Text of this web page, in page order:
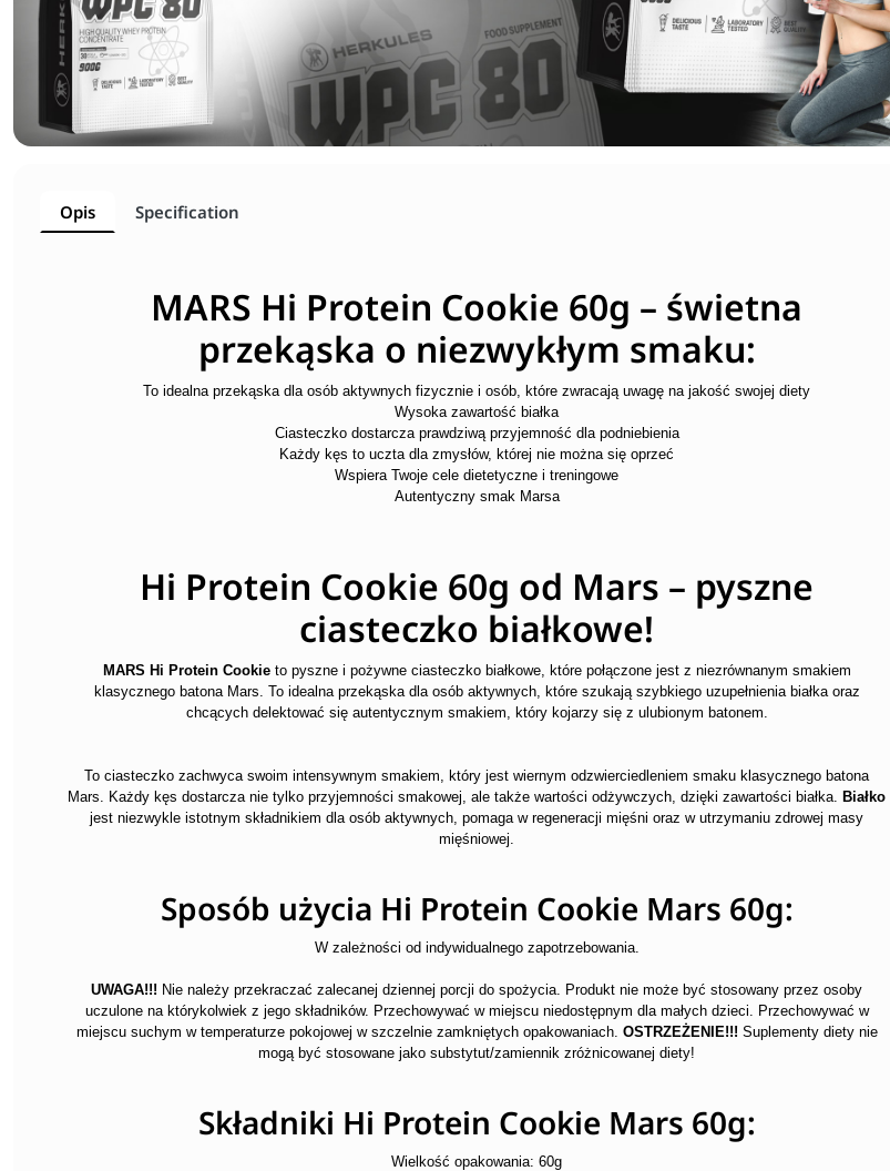
Opis Specification
MARS Hi Protein Cookie 60g – świetna
przekąska o niezwykłym smaku:
To idealna przekąska dla osób aktywnych fizycznie i osób, które zwracają uwagę na jakość swojej diety
Wysoka zawartość białka
Ciasteczko dostarcza prawdziwą przyjemność dla podniebienia
Każdy kęs to uczta dla zmysłów, której nie można się oprzeć
Wspiera Twoje cele dietetyczne i treningowe
Autentyczny smak Marsa
Hi Protein Cookie 60g od Mars – pyszne
ciasteczko białkowe!
MARS Hi Protein Cookie to pyszne i pożywne ciasteczko białkowe, które połączone jest z niezrównanym smakiem
klasycznego batona Mars. To idealna przekąska dla osób aktywnych, które szukają szybkiego uzupełnienia białka oraz
chcących delektować się autentycznym smakiem, który kojarzy się z ulubionym batonem.
To ciasteczko zachwyca swoim intensywnym smakiem, który jest wiernym odzwierciedleniem smaku klasycznego batona
Mars. Każdy kęs dostarcza nie tylko przyjemności smakowej, ale także wartości odżywczych, dzięki zawartości białka. Białko
jest niezwykle istotnym składnikiem dla osób aktywnych, pomaga w regeneracji mięśni oraz w utrzymaniu zdrowej masy
mięśniowej.
Sposób użycia Hi Protein Cookie Mars 60g:
W zależności od indywidualnego zapotrzebowania.
UWAGA!!! Nie należy przekraczać zalecanej dziennej porcji do spożycia. Produkt nie może być stosowany przez osoby
uczulone na którykolwiek z jego składników. Przechowywać w miejscu niedostępnym dla małych dzieci. Przechowywać w
miejscu suchym w temperaturze pokojowej w szczelnie zamkniętych opakowaniach. OSTRZEŻENIE!!! Suplementy diety nie
mogą być stosowane jako substytut/zamiennik zróżnicowanej diety!
Składniki Hi Protein Cookie Mars 60g:
Wielkość opakowania: 60g